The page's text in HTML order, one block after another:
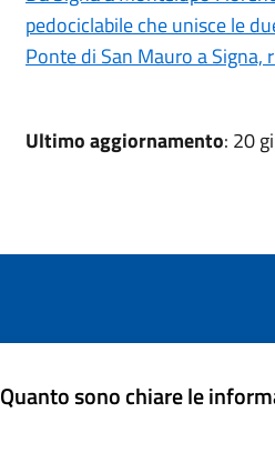
pedociclabile che unisce le
Ponte di San Mauro a Signa,
Ultimo aggiornamento: 20
Quanto sono chiare le